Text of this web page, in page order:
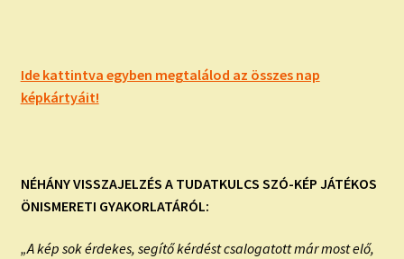
Ide kattintva egyben megtalálod az összes nap
képkártyáit!
NÉHÁNY VISSZAJELZÉS A TUDATKULCS SZÓ-KÉP JÁTÉKOS
ÖNISMERETI GYAKORLATÁRÓL:
„A kép sok érdekes, segítő kérdést csalogatott már most elő,